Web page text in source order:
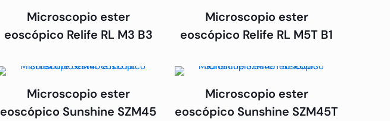
Microscopio ester
eoscópico Relife RL M3 B3
Microscopio ester
eoscópico Relife RL M5T B1
Microscopio ester
eoscópico Sunshine SZM45
Microscopio ester
eoscópico Sunshine SZM45T